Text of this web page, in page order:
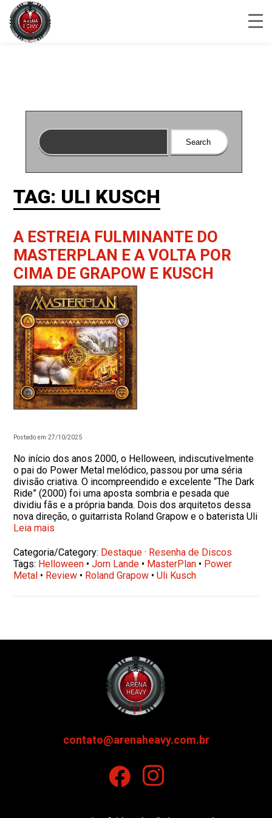
TAG: ULI KUSCH
A ESTREIA FULMINANTE DO
MASTERPLAN E A VOLTA POR
CIMA DE GRAPOW E KUSCH
Postado em 27/10/2025
No início dos anos 2000, o Helloween, indiscutivelmente
o pai do Power Metal melódico, passou por uma séria
divisão criativa. O incompreendido e excelente “The Dark
Ride” (2000) foi uma aposta sombria e pesada que
dividiu fãs e a própria banda. Dois dos arquitetos dessa
nova direção, o guitarrista Roland Grapow e o baterista Uli
Leia mais
Categoria/Category: Destaque · Resenha de Discos
Tags: Helloween •Jorn Lande • MasterPlan • Power
Metal • Review • Roland Grapow •Uli Kusch
contato@arenaheavy.com.br